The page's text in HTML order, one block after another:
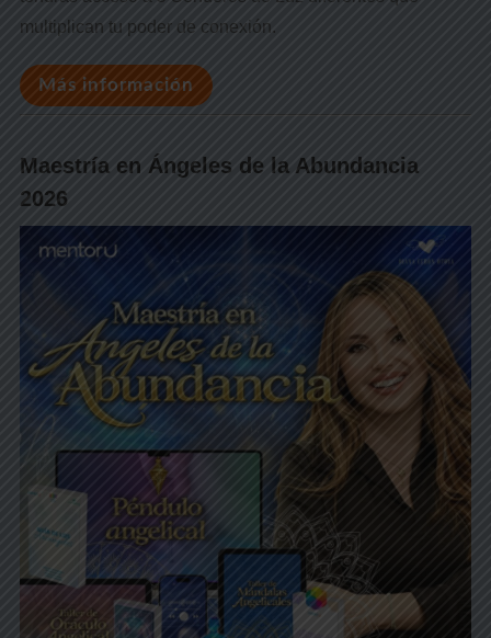
multiplican tu poder de conexión.
Más información
Maestría en Ángeles de la Abundancia
2026